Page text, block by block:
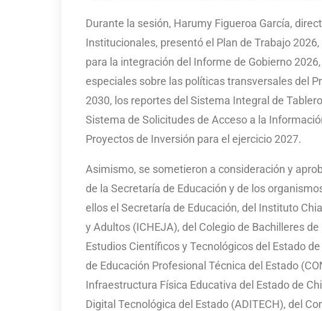
Durante la sesión, Harumy Figueroa García,
Institucionales, presentó el Plan de Trabajo
para la integración del Informe de Gobierno
especiales sobre las políticas transversales del
2030, los reportes del Sistema Integral de
Sistema de Solicitudes de Acceso a la
Proyectos de Inversión para el ejercicio 2027.
Asimismo, se sometieron a consideración y
de la Secretaría de Educación y de los
ellos el Secretaría de Educación, del Instituto
y Adultos (ICHEJA), del Colegio de Bachilleres
Estudios Científicos y Tecnológicos del Estado
de Educación Profesional Técnica del Estado
Infraestructura Física Educativa del Estado de
Digital Tecnológica del Estado (ADITECH), del